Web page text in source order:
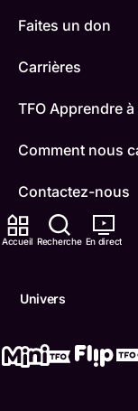
Accueil Recherche En direct
Univers
Faites un don
Carrières
TFO Apprendre
Comment nous
Contactez-nous
ONFR
Conditions